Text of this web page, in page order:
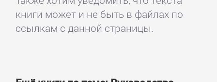
книги может и не быть в файлах по
ссылкам с данной страницы.